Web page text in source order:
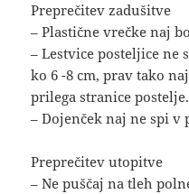
Preprečitev zadušitve
– Plastične vrečke naj
– Lestvice posteljice ne
ko 6 -8 cm, prav tako
prilega stranice postelje.
– Dojenček naj ne spi v
Preprečitev utopitve
– Ne puščaj na tleh